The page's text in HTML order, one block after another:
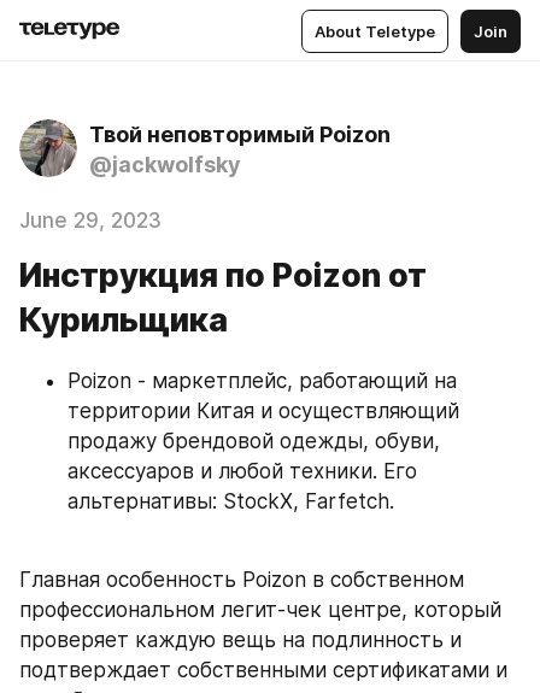
About Teletype Join
Твой неповторимый Poizon
@jackwolfsky
June 29, 2023
Инструкция по Poizon от
Курильщика
Poizon - маркетплейс, работающий на
территории Китая и осуществляющий
продажу брендовой одежды, обуви,
аксессуаров и любой техники. Его
альтернативы: StockX, Farfetch.
Главная особенность Poizon в собственном
профессиональном легит-чек центре, который
проверяет каждую вещь на подлинность и
подтверждает собственными сертификатами и